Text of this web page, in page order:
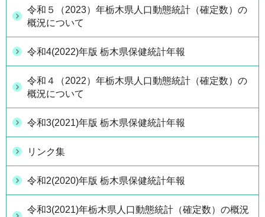
令和５（2023）年栃木県人口動態統計（確定数）の
概況について
令和4(2022)年版 栃木県保健統計年報
令和４（2022）年栃木県人口動態統計（確定数）の
概況について
令和3(2021)年版 栃木県保健統計年報
リンク集
令和2(2020)年版 栃木県保健統計年報
令和3(2021)年栃木県人口動態統計（確定数）の概況